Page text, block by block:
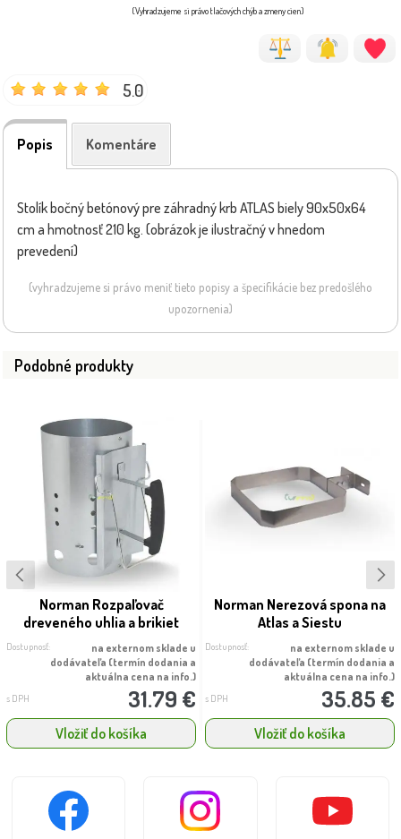
(Vyhradzujeme si právo tlačových chýb a zmeny cien)
5.0
Popis Komentáre
Stolík bočný betónový pre záhradný krb ATLAS biely 90x50x64
cm a hmotnosť 210 kg. (obrázok je ilustračný v hnedom
prevedení)
(vyhradzujeme si právo meniť tieto popisy a špecifikácie bez predošlého
upozornenia)
Podobné produkty
Norman Rozpaľovač
dreveného uhlia a brikiet
Dostupnosť:
na externom sklade u
dodávateľa (termín dodania a
aktuálna cena na info.)
s DPH 31.79 €
Vložiť do košíka
Norman Nerezová spona na
Atlas a Siestu
Dostupnosť:
na externom sklade u
dodávateľa (termín dodania a
aktuálna cena na info.)
s DPH 35.85 €
Vložiť do košíka